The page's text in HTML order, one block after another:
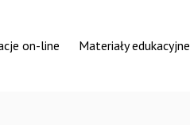
on-line Materiały edukacyjne